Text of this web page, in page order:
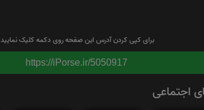
برای کپی کردن آدرس این صفحه روی دکمه کلیک نمایید
https://iPorse.ir/5050917
اجتماعی